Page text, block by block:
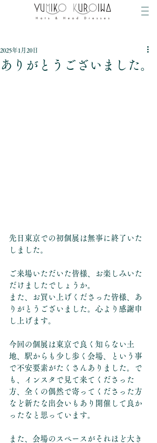
ありがとうございました。
2025年1月20日
先日東京での初個展は無事に終了いた
しました。
ご来場いただいた皆様、お楽しみいた
だけましたでしょうか。
また、お買い上げくださった皆様、あ
りがとうございました。心より感謝申
し上げます。
今回の個展は東京で良く知らない土
地、駅からも少し歩く会場、という事
で不安要素がたくさんありました。で
も、インスタで見て来てくださった
方、全くの偶然で寄ってくださった方
など新たな出会いもあり開催して良か
ったなと思っています。
また、会場のスペースがそれほど大き